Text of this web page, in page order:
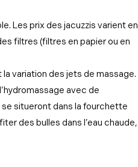
Les prix des jacuzzis varient en
filtres (filtres en papier ou en
variation des jets de massage.
avec de
situeront dans la fourchette
des bulles dans l’eau chaude,